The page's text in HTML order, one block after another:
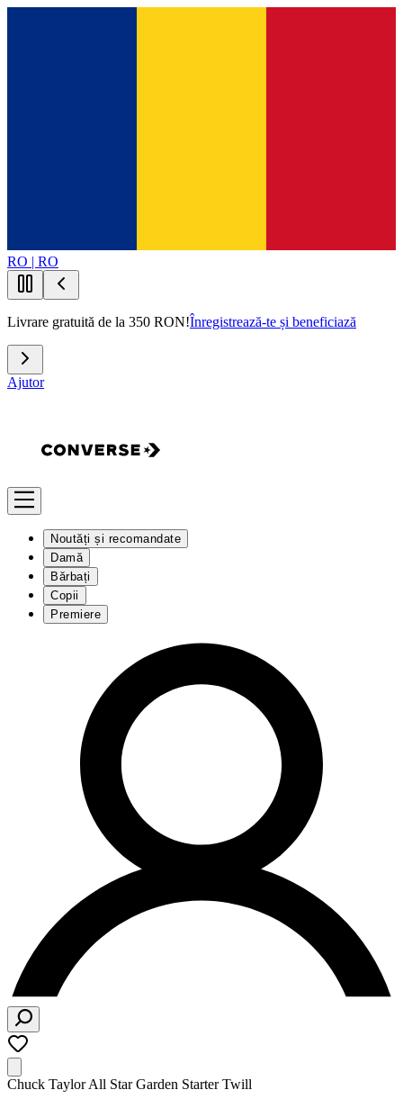
RO | RO
Livrare gratuită de la 350 RON!Înregistrează-te și beneficiază
Ajutor
Noutăți și recomandate
Damă
Bărbați
Copii
Premiere
Chuck Taylor All Star Garden Starter Twill